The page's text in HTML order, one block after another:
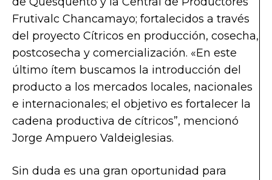
Frutivalc Chancamayo; fortalecidos a través
del proyecto Cítricos en producción, cosecha,
postcosecha y comercialización. «En este
último ítem buscamos la introducción del
producto a los mercados locales, nacionales
e internacionales; el objetivo es fortalecer la
cadena productiva de cítricos”, mencionó
Jorge Ampuero Valdeiglesias.
Sin duda es una gran oportunidad para